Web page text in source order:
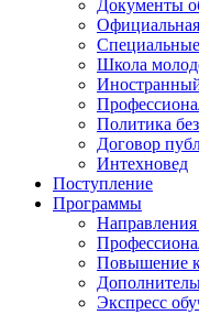
Документы
Школа
Политика
Договор
Интехновед
Поступление
Программы
Повышение
Экспресс